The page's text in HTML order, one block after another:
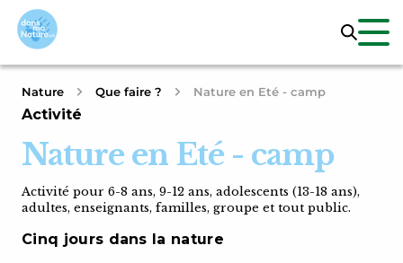
Nature Que faire ? Nature en Eté - camp
Activité
Nature en Eté - camp
Activité pour 6-8 ans, 9-12 ans, adolescents (13-18 ans),
adultes, enseignants, familles, groupe et tout public.
Cinq jours dans la nature